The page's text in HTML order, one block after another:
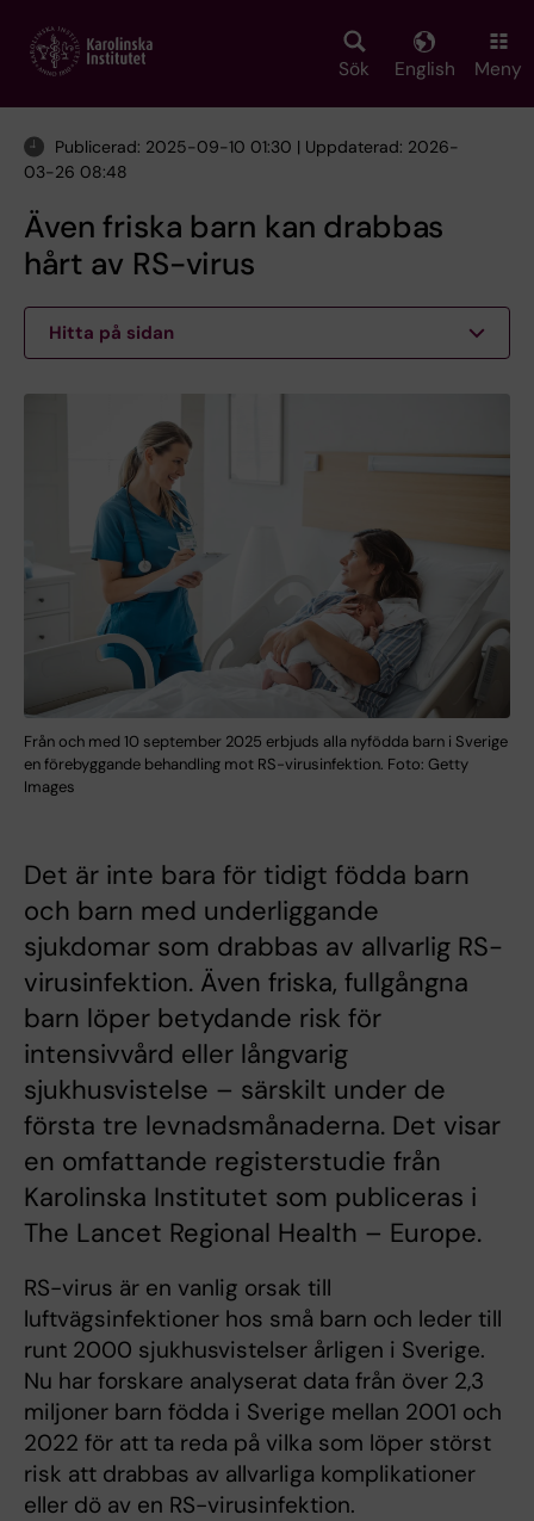
main
Sök English Meny
Publicerad: 2025-09-10 01:30 | Uppdaterad: 2026-
03-26 08:48
Även friska barn kan drabbas
hårt av RS-virus
Hitta på sidan
Från och med 10 september 2025 erbjuds alla nyfödda barn i Sverige
en förebyggande behandling mot RS-virusinfektion. Foto: Getty
Images
Det är inte bara för tidigt födda barn
och barn med underliggande
sjukdomar som drabbas av allvarlig RS-
virusinfektion. Även friska, fullgångna
barn löper betydande risk för
intensivvård eller långvarig
sjukhusvistelse – särskilt under de
första tre levnadsmånaderna. Det visar
en omfattande registerstudie från
Karolinska Institutet som publiceras i
The Lancet Regional Health – Europe.
RS-virus är en vanlig orsak till
luftvägsinfektioner hos små barn och leder till
runt 2000 sjukhusvistelser årligen i Sverige.
Nu har forskare analyserat data från över 2,3
miljoner barn födda i Sverige mellan 2001 och
2022 för att ta reda på vilka som löper störst
risk att drabbas av allvarliga komplikationer
eller dö av en RS-virusinfektion.